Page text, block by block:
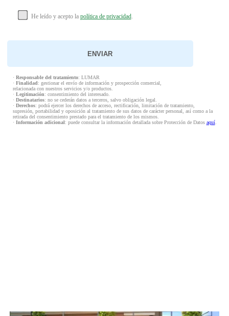
He leído y acepto la política de privacidad.
· Responsable del tratamiento: LUMAR
· Finalidad: gestionar el envío de información y prospección comercial,
relacionada con nuestros servicios y/o productos.
· Legitimación: consentimiento del interesado.
· Destinatarios: no se cederán datos a terceros, salvo obligación legal.
· Derechos: podrá ejercer los derechos de acceso, rectificación, limitación de tratamiento,
supresión, portabilidad y oposición al tratamiento de sus datos de carácter personal, así como a la
retirada del consentimiento prestado para el tratamiento de los mismos.
· Información adicional: puede consultar la información detallada sobre Protección de Datos aquí.